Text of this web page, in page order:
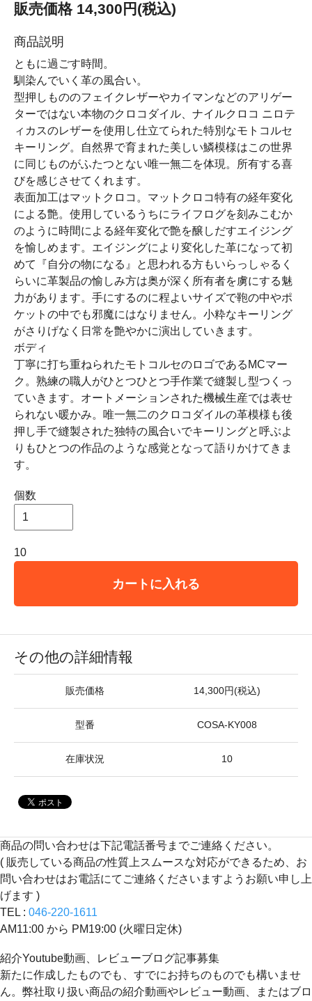
販売価格 14,300円(税込)
商品説明
ともに過ごす時間。
馴染んでいく革の風合い。
型押しもののフェイクレザーやカイマンなどのアリゲー
ターではない本物のクロコダイル、ナイルクロコ ニロテ
ィカスのレザーを使用し仕立てられた特別なモトコルセ
キーリング。自然界で育まれた美しい鱗模様はこの世界
に同じものがふたつとない唯一無二を体現。所有する喜
びを感じさせてくれます。
表面加工はマットクロコ。マットクロコ特有の経年変化
による艶。使用しているうちにライフログを刻みこむか
のように時間による経年変化で艶を醸しだすエイジング
を愉しめます。エイジングにより変化した革になって初
めて『自分の物になる』と思われる方もいらっしゃるく
らいに革製品の愉しみ方は奥が深く所有者を虜にする魅
力があります。手にするのに程よいサイズで鞄の中やポ
ケットの中でも邪魔にはなりません。小粋なキーリング
がさりげなく日常を艶やかに演出していきます。
ボディ
丁寧に打ち重ねられたモトコルセのロゴであるMCマー
ク。熟練の職人がひとつひとつ手作業で縫製し型つくっ
ていきます。オートメーションされた機械生産では表せ
られない暖かみ。唯一無二のクロコダイルの革模様も後
押し手で縫製された独特の風合いでキーリングと呼ぶよ
りもひとつの作品のような感覚となって語りかけてきま
す。
個数
10
カートに入れる
その他の詳細情報
販売価格 14,300円(税込)
型番 COSA-KY008
在庫状況 10
商品の問い合わせは下記電話番号までご連絡ください。
( 販売している商品の性質上スムースな対応ができるため、お
問い合わせはお電話にてご連絡くださいますようお願い申し上
げます )
TEL : 046-220-1611
AM11:00 から PM19:00 (火曜日定休)
紹介Youtube動画、レビューブログ記事募集
新たに作成したものでも、すでにお持ちのものでも構いませ
ん。弊社取り扱い商品の紹介動画やレビュー動画、またはブロ